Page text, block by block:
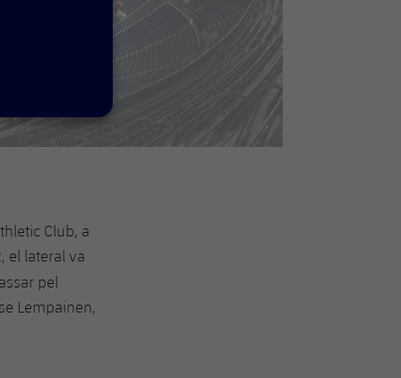
Club, a
el lateral va
pel
Lempainen,